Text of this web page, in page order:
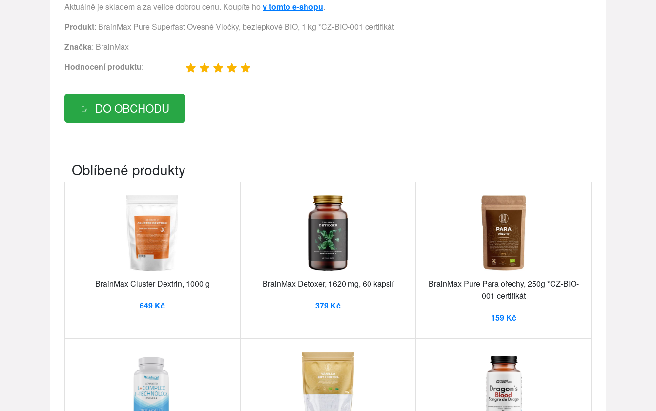
Aktuálně je skladem a za velice dobrou cenu. Koupíte ho v tomto e-shopu.
Produkt: BrainMax Pure Superfast Ovesné Vločky, bezlepkové BIO, 1 kg *CZ-BIO-001 certifikát
Značka: BrainMax
Hodnocení produktu:
DO OBCHODU
Oblíbené produkty
BrainMax Cluster Dextrin, 1000 g
649 Kč
BrainMax Detoxer, 1620 mg, 60 kapslí
379 Kč
BrainMax Pure Para ořechy, 250g *CZ-BIO-
001 certifikát
159 Kč